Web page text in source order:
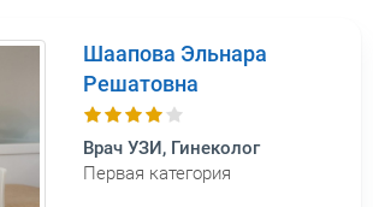
Шаапова Эльнара
Решатовна
Врач УЗИ, Гинеколог
Первая категория